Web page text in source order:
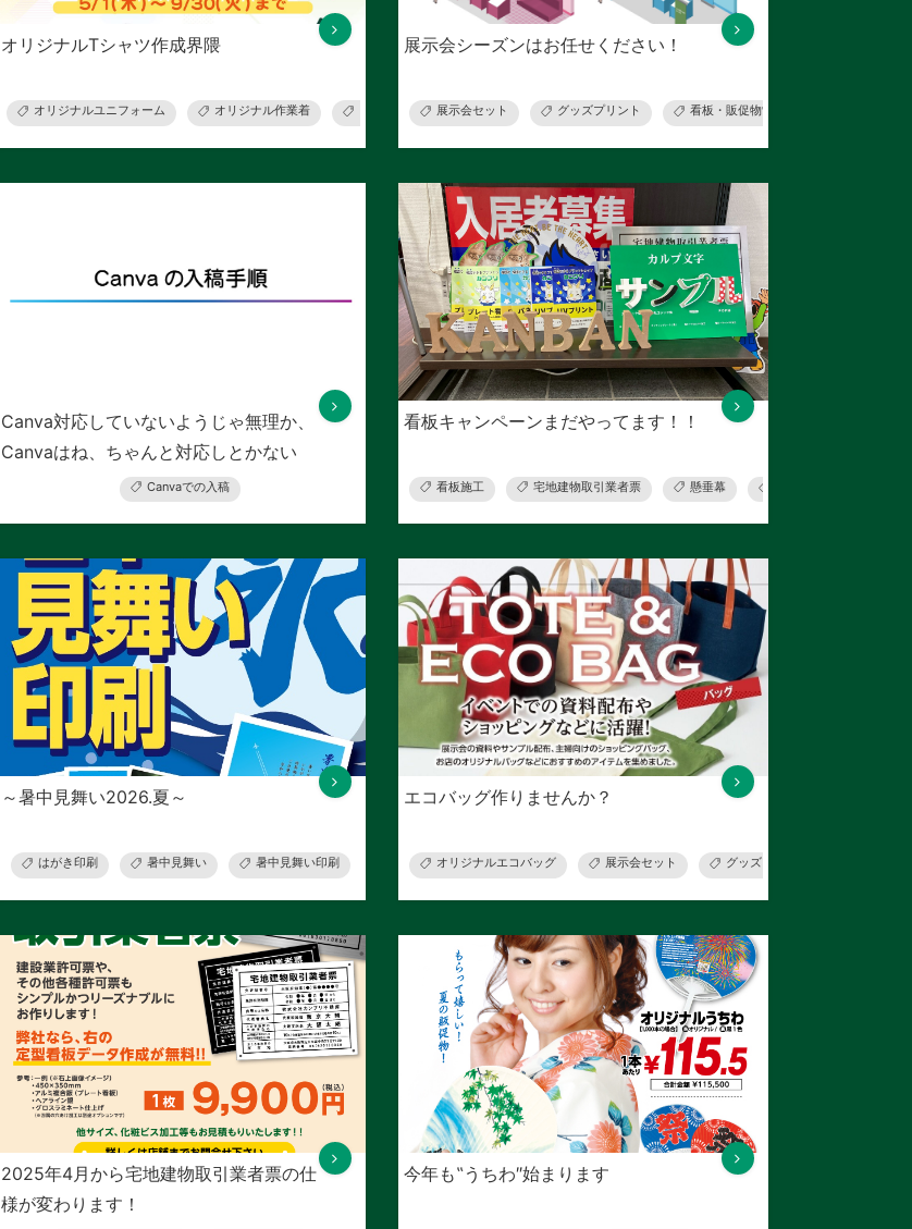
オリジナルTシャツ作成界隈
オリジナルユニフォーム オリジナル作業着 ウェアプリント オリジナルTシャツ
展示会シーズンはお任せください！
展示会セット グッズプリント 看板・販促物制作
刺繍加工 ウェアプリント オリジナルTシャツ
Canva対応していないようじゃ無理か、
Canvaはね、ちゃんと対応しとかない
Canvaでの入稿
看板キャンペーンまだやってます！！
看板施工 宅地建物取引業者票 懸垂幕
～暑中見舞い2026.夏～
はがき印刷 暑中見舞い 暑中見舞い印刷
エコバッグ作りませんか？
オリジナルエコバッグ 展示会セット グッズプリント
2025年4月から宅地建物取引業者票の仕
様が変わります！
今年も‟うちわ″始まります